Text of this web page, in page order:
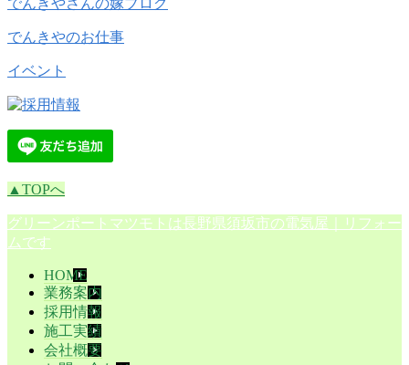
でんきやさんの嫁ブログ
でんきやのお仕事
イベント
▲TOPへ
グリーンポートマツモト は長野県須坂市の電気屋
リフォー
ムです
HOME
業務案内
採用情報
施工実績
会社概要